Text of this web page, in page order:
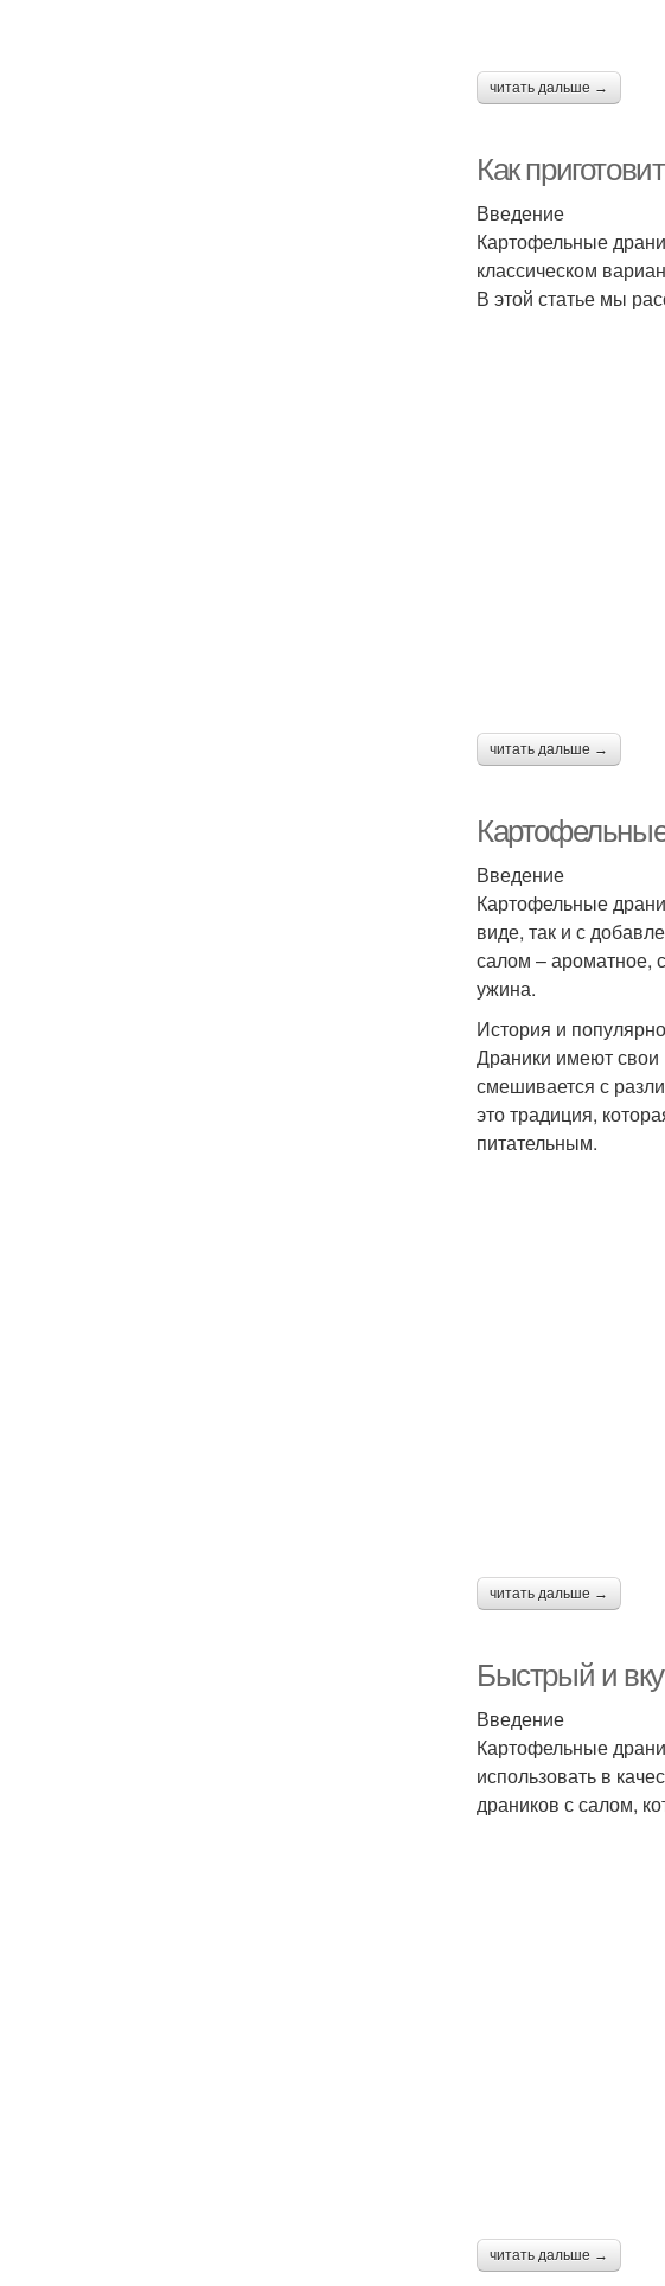
читать дальше →
Как
Введение
Картофельные
классическом
В этой статье мы
читать дальше →
Введение
Картофельные
виде, так и с
салом – ароматное,
ужина.
История и
Драники имеют свои
смешивается с
это традиция,
питательным.
читать дальше →
Быстрый и
Введение
Картофельные
использовать в
драников с салом,
читать дальше →